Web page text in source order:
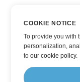
COOKIE NOTICE
To provide you with
personalization,
toour cookie policy.